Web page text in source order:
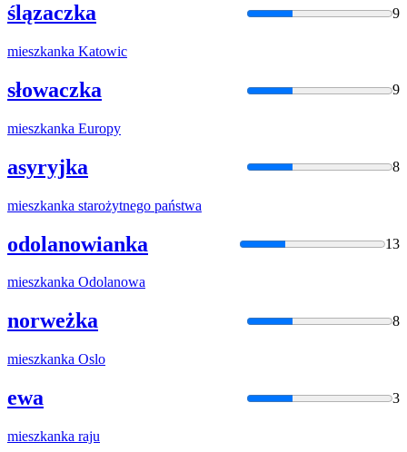
ślązaczka 9
mieszkanka Katowic
słowaczka 9
mieszkanka Europy
asyryjka 8
mieszkanka starożytnego państwa
odolanowianka 13
mieszkanka Odolanowa
norweżka 8
mieszkanka Oslo
ewa 3
mieszkanka raju